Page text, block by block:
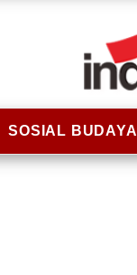
SOSIAL BUDAYA